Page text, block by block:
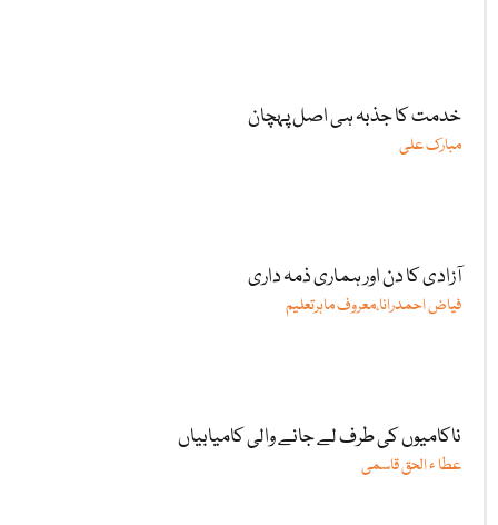
خدمت کا جذبہ ہی اصل پہچان
مبارک علی
آزادی کا دن اور ہماری ذمہ داری
فیاض احمدرانا،معروف ماہرتعلیم
ناکامیوں کی طرف لے جانے والی کامیابیاں
عطا ء الحق قاسمی